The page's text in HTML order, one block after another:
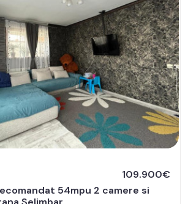
109.900€
54mpu 2 camere si